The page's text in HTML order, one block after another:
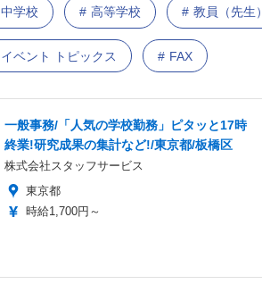
中学校 高等学校 教員（先生）
イベント トピックス FAX
一般事務/「人気の学校勤務」ピタッと17時
終業!研究成果の集計など!/東京都/板橋区
株式会社スタッフサービス
東京都
時給1,700円～